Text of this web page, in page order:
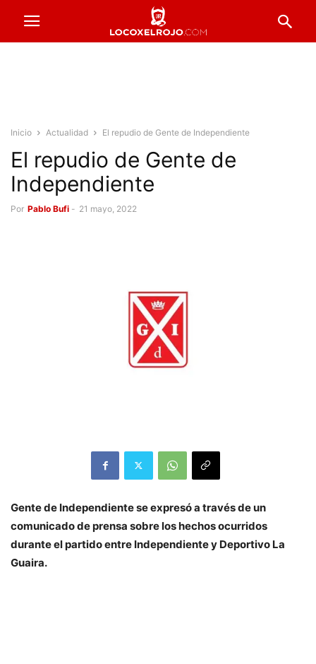
Inicio Actualidad El repudio de Gente de Independiente
El repudio de Gente de
Independiente
Por Pablo Bufi - 21 mayo, 2022
Gente de Independiente se expresó a través de un
comunicado de prensa sobre los hechos ocurridos
durante el partido entre Independiente y Deportivo La
Guaira.